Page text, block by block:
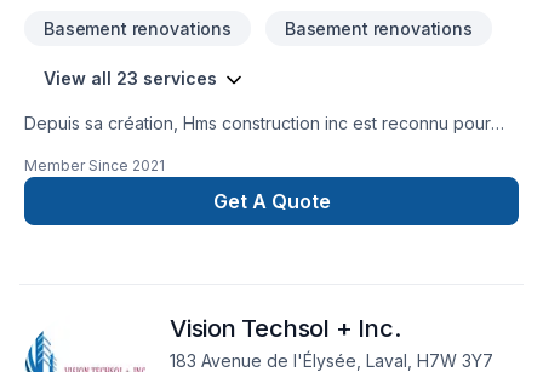
Basement renovations Basement renovations
View all 23 services
Depuis sa création, Hms construction inc est reconnu pour
sinistre, Armoires, Balcon de bois, Commercial, Cuisine,
Garage, Patio, Rénovation générale, Salle de bain, Sous-sol.
Nous desservons Montérégie avec passion et
votre soumission personnalisée et démarrez votre projet en
toute confiance.
Member Since 2021
Get A Quote
Vision Techsol + Inc.
183 Avenue de l'Élysée, Laval, H7W 3Y7